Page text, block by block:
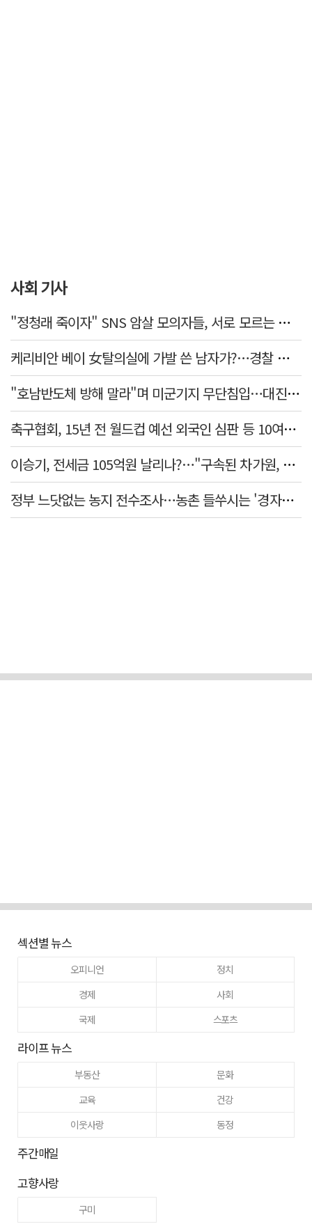
사회 기사
"정청래 죽이자" SNS 암살 모의자들, 서로 모르는 사이였다…檢송치
케리비안 베이 女탈의실에 가발 쓴 남자가?…경찰 추적 중
"호남반도체 방해 말라"며 미군기지 무단침입…대진연 회원 3명 '구속'
축구협회, 15년 전 월드컵 예선 외국인 심판 등 10여명에 '성 접대'
이승기, 전세금 105억원 날리나?…"구속된 차가원, 형사 범죄 영역"
정부 느닷없는 농지 전수조사…농촌 들쑤시는 '경자유전'의 칼날
섹션별 뉴스
오피니언
정치
경제
사회
국제
스포츠
라이프 뉴스
부동산
문화
교육
건강
이웃사랑
동정
주간매일
고향사랑
구미